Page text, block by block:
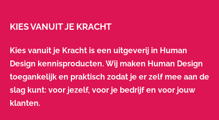
KIES VANUIT JE KRACHT
Kies vanuit je Kracht is een uitgeverij in Human
Design kennisproducten. Wij maken Human Design
toegankelijk en praktisch zodat je er zelf mee aan de
slag kunt: voor jezelf, voor je bedrijf en voor jouw
klanten.